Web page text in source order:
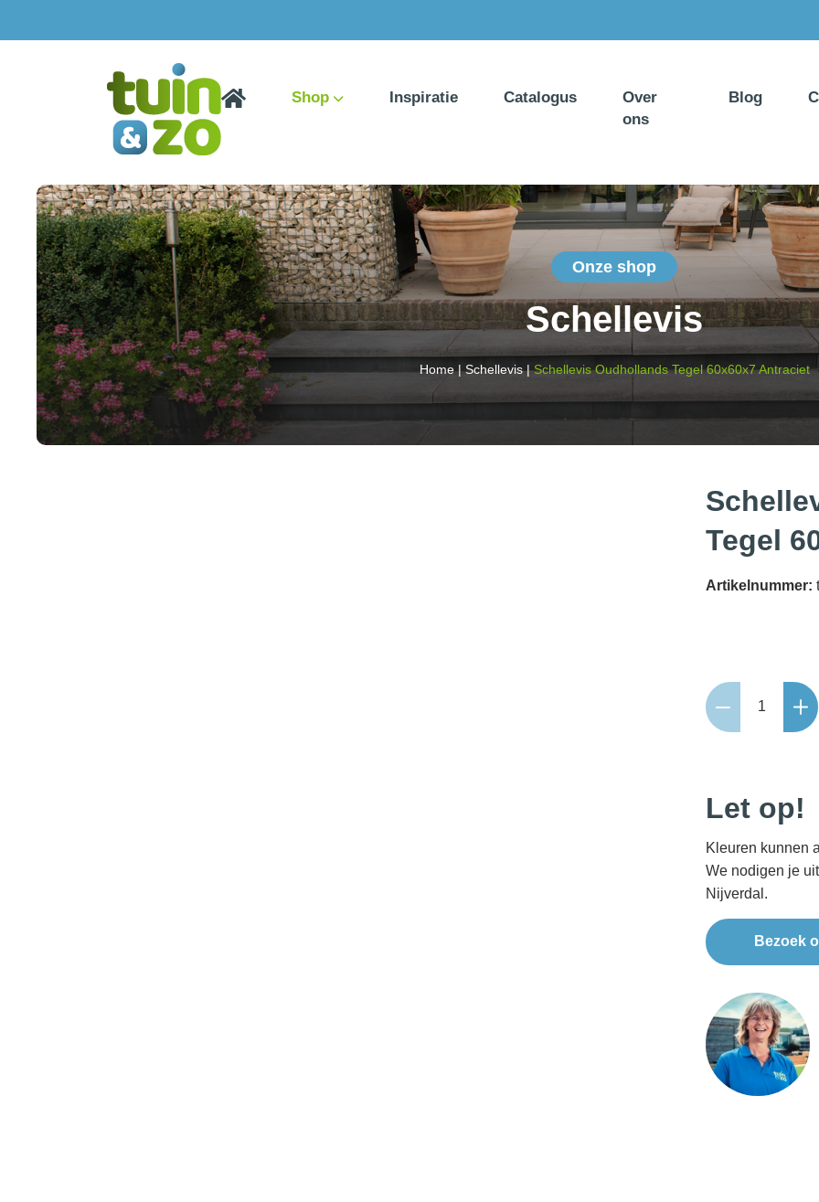
Shop Inspiratie Catalogus
Over
ons
Blog
Onze shop
Schellevis
Home|Schellevis|Schellevis Oudhollands Tegel 60x60x7 Antraciet
Tegel
Artikelnummer:
Schellevis
Oudhollands
aantal
Let op!
Kleuren kunnen
We nodigen je
Nijverdal.
Bezoek